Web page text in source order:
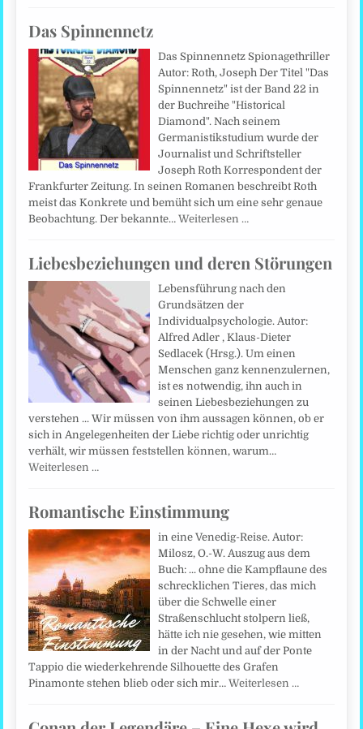
Das Spinnennetz
Das Spinnennetz Spionagethriller
Autor: Roth, Joseph Der Titel "Das
Spinnennetz" ist der Band 22 in
der Buchreihe "Historical
Diamond". Nach seinem
Germanistikstudium wurde der
Journalist und Schriftsteller
Joseph Roth Korrespondent der
Frankfurter Zeitung. In seinen Romanen beschreibt Roth
meist das Konkrete und bemüht sich um eine sehr genaue
Beobachtung. Der bekannte…Weiterlesen …
Liebesbeziehungen und deren Störungen
Lebensführung nach den
Grundsätzen der
Individualpsychologie. Autor:
Alfred Adler , Klaus-Dieter
Sedlacek (Hrsg.). Um einen
Menschen ganz kennenzulernen,
ist es notwendig, ihn auch in
seinen Liebesbeziehungen zu
verstehen ... Wir müssen von ihm aussagen können, ob er
sich in Angelegenheiten der Liebe richtig oder unrichtig
verhält, wir müssen feststellen können, warum…
Weiterlesen …
Romantische Einstimmung
in eine Venedig-Reise. Autor:
Milosz, O.-W. Auszug aus dem
Buch: ... ohne die Kampflaune des
schrecklichen Tieres, das mich
über die Schwelle einer
Straßenschlucht stolpern ließ,
hätte ich nie gesehen, wie mitten
in der Nacht und auf der Ponte
Tappio die wiederkehrende Silhouette des Grafen
Pinamonte stehen blieb oder sich mir…Weiterlesen …